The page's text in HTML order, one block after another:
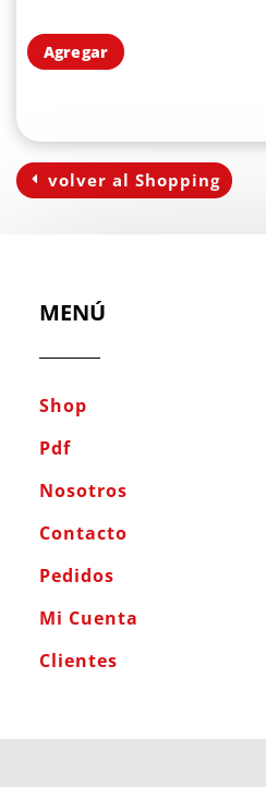
Agregar
volver al Shopping
MENÚ
Shop
Pdf
Nosotros
Contacto
Pedidos
Mi Cuenta
Clientes